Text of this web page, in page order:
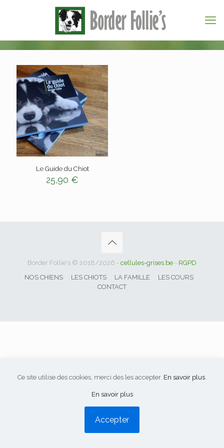
Le Guide du Chiot
25,90 €
Border Follie's © 2018/2026 - cellules-grises.be - RGPD
NOS CHIENS
LES CHIOTS LA FAMILLE
LES COURS
CONTACT
Ce site utilise des cookies, merci des les accepter. En savoir plus.
En savoir plus
Accepter